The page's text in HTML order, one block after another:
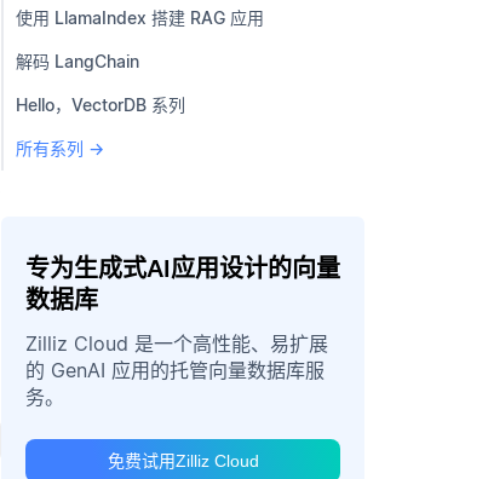
使用 LlamaIndex 搭建 RAG 应用
解码 LangChain
Hello，VectorDB 系列
所有系列 →
专为生成式AI应用设计的向量
数据库
Zilliz Cloud 是一个高性能、易扩展
的 GenAI 应用的托管向量数据库服
务。
免费试用Zilliz Cloud